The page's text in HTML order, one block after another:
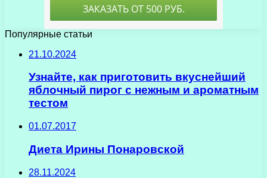
Популярные статьи
21.10.2024
Узнайте, как приготовить вкуснейший
яблочный пирог с нежным и ароматным
тестом
01.07.2017
Диета Ирины Понаровской
28.11.2024